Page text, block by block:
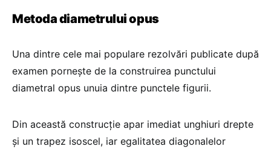
Metoda diametrului opus
Una dintre cele mai populare rezolvări publicate după
examen pornește de la construirea punctului
diametral opus unuia dintre punctele figurii.
Din această construcție apar imediat unghiuri drepte
și un trapez isoscel, iar egalitatea diagonalelor